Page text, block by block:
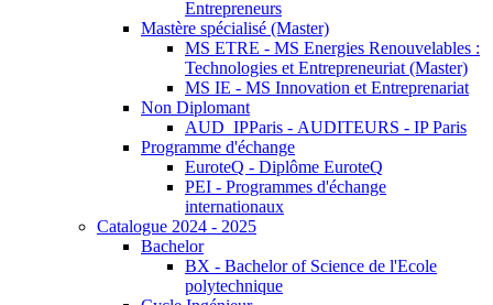
Entrepreneurs
Mastère spécialisé (Master)
MS ETRE - MS Energies Renouvelables :
Technologies et Entrepreneuriat (Master)
MS IE - MS Innovation et Entreprenariat
Non Diplomant
AUD_IPParis - AUDITEURS - IP Paris
Programme d'échange
EuroteQ - Diplôme EuroteQ
PEI - Programmes d'échange
internationaux
Catalogue 2024 - 2025
Bachelor
BX - Bachelor of Science de l'Ecole
polytechnique